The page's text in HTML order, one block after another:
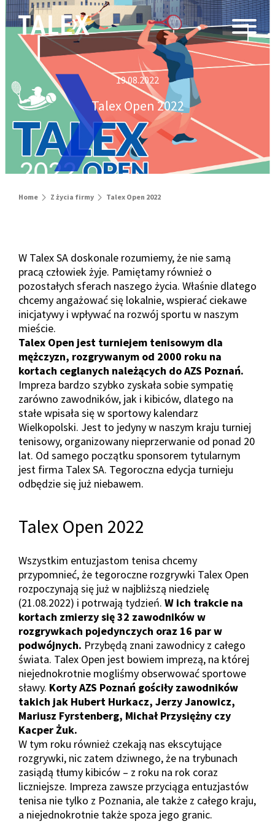
19.08.2022
Talex Open 2022
Home Z życia firmy Talex Open 2022
W Talex SA doskonale rozumiemy, że nie samą
pracą człowiek żyje. Pamiętamy również o
pozostałych sferach naszego życia. Właśnie dlatego
chcemy angażować się lokalnie, wspierać ciekawe
inicjatywy i wpływać na rozwój sportu w naszym
mieście.
Talex Open jest turniejem tenisowym dla
mężczyzn, rozgrywanym od 2000 roku na
kortach ceglanych należących do AZS Poznań.
Impreza bardzo szybko zyskała sobie sympatię
zarówno zawodników, jak i kibiców, dlatego na
stałe wpisała się w sportowy kalendarz
Wielkopolski. Jest to jedyny w naszym kraju turniej
tenisowy, organizowany nieprzerwanie od ponad 20
lat. Od samego początku sponsorem tytularnym
jest firma Talex SA. Tegoroczna edycja turnieju
odbędzie się już niebawem.
Talex Open 2022
Wszystkim entuzjastom tenisa chcemy
przypomnieć, że tegoroczne rozgrywki Talex Open
rozpoczynają się już w najbliższą niedzielę
(21.08.2022) i potrwają tydzień. W ich trakcie na
kortach zmierzy się 32 zawodników w
rozgrywkach pojedynczych oraz 16 par w
podwójnych. Przybędą znani zawodnicy z całego
świata. Talex Open jest bowiem imprezą, na której
niejednokrotnie mogliśmy obserwować sportowe
sławy. Korty AZS Poznań gościły zawodników
takich jak Hubert Hurkacz, Jerzy Janowicz,
Mariusz Fyrstenberg, Michał Przysiężny czy
Kacper Żuk.
W tym roku również czekają nas ekscytujące
rozgrywki, nic zatem dziwnego, że na trybunach
zasiądą tłumy kibiców – z roku na rok coraz
liczniejsze. Impreza zawsze przyciąga entuzjastów
tenisa nie tylko z Poznania, ale także z całego kraju,
a niejednokrotnie także spoza jego granic.